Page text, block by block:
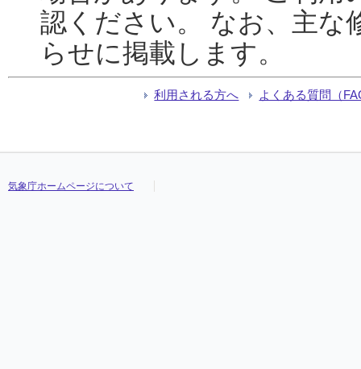
認ください。 なお、主な
らせに掲載します。
利用される方へ よくある質問（
気象庁ホームページについて